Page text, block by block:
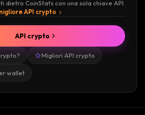
dietro CoinStats con una sola chiave API.
API crypto
Migliori API crypto
wallet
API crypto